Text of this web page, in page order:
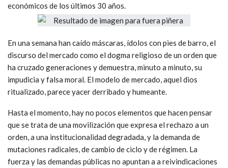
económicos de los últimos 30 años.
En una semana han caído máscaras, ídolos con pies de barro, el
discurso del mercado como el dogma religioso de un orden que
ha cruzado generaciones y demuestra, minuto a minuto, su
impudicia y falsa moral. El modelo de mercado, aquel dios
ritualizado, parece yacer derribado y humeante.
Hasta el momento, hay no pocos elementos que hacen pensar
que se trata de una movilización que expresa el rechazo a un
orden, a una institucionalidad degradada, y la demanda de
mutaciones radicales, de cambio de ciclo y de régimen. La
fuerza y las demandas públicas no apuntan a a reivindicaciones